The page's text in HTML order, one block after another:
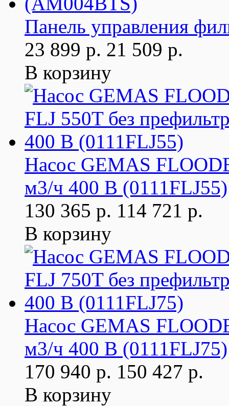
Панель управления
23 899 р. 21 509 р.
В корзину
Насос GEMAS
м3/ч 400 В (0111FLJ55)
130 365 р. 114 721 р.
В корзину
Насос GEMAS
м3/ч 400 В (0111FLJ75)
170 940 р. 150 427 р.
В корзину